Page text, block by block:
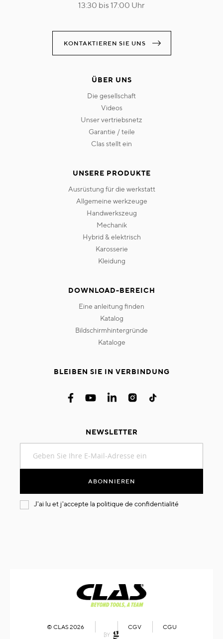
13:30 bis 17:00 Uhr
KONTAKTIEREN SIE UNS
ÜBER UNS
die gesellschaft
videos
unser vertriebsnetz
garantie / teile
clas stellt ein
UNSERE PRODUKTE
ausrüstung für die werkstatt
allgemeine werkzeuge
handwerkszeug
mechanik
hybrid & elektrisch
karosserie
kleidung
DOWNLOAD-BEREICH
eine anleitung finden
katalog
bildschirmhintergründe
kataloge
BLEIBEN SIE IN VERBINDUNG
NEWSLETTER
sich
an:
ABONNIEREN
J'ai lu et j'accepte la politique de confidentialité
© CLAS 2026 CGV CGU